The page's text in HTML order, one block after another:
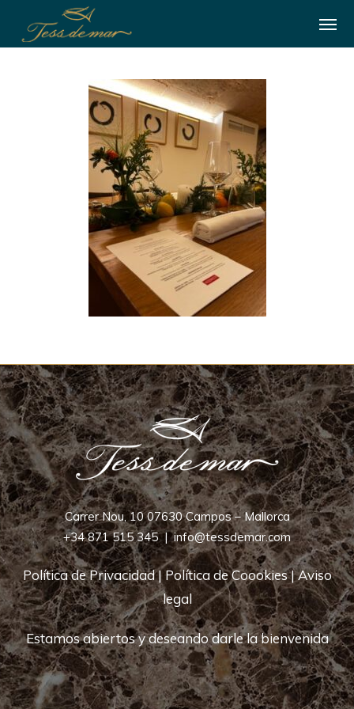
Carrer Nou, 10 07630 Campos – Mallorca
+34 871 515 345|info@tessdemar.com
Política de Privacidad| Política de Coookies|Aviso
legal
Estamos abiertos y deseando darle la bienvenida